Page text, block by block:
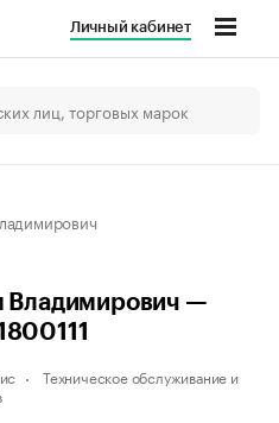
Личный кабинет
Владимирович —
Техническое обслуживание и